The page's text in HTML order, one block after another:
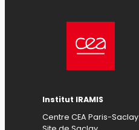
Institut IRAMIS
Centre CEA Paris-Saclay